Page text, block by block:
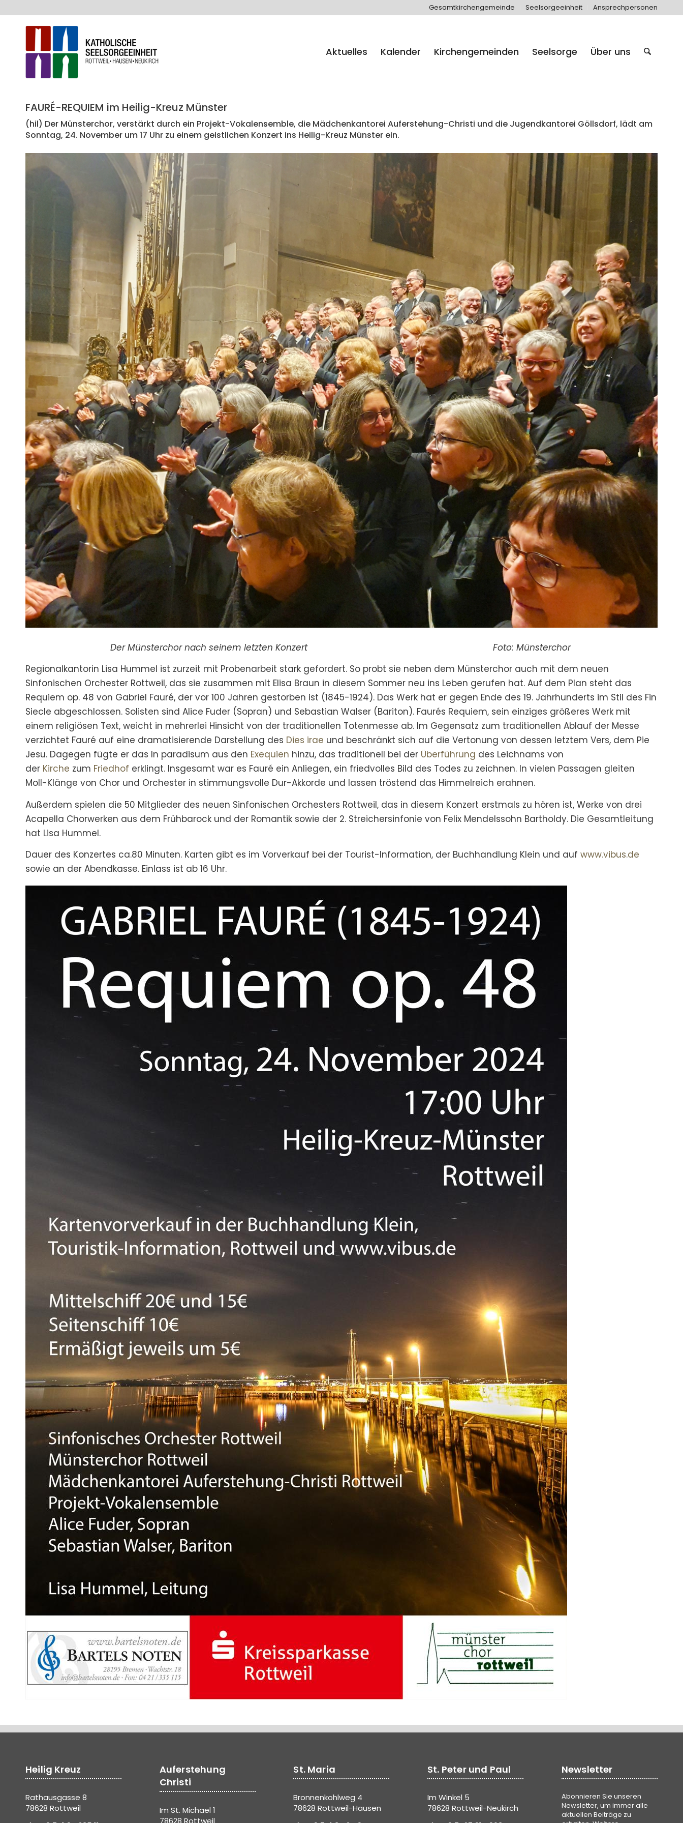
Gesamtkirchengemeinde Seelsorgeeinheit Ansprechpersonen
Aktuelles Kalender Kirchengemeinden Seelsorge Über uns
FAURÉ-REQUIEM im Heilig-Kreuz Münster
(hil) Der Münsterchor, verstärkt durch ein Projekt-Vokalensemble, die Mädchenkantorei Auferstehung-Christi und die Jugendkantorei Göllsdorf, lädt am
Sonntag, 24. November um 17 Uhr zu einem geistlichen Konzert ins Heilig-Kreuz Münster ein.
Der Münsterchor nach seinem letzten Konzert Foto: Münsterchor
Regionalkantorin Lisa Hummel ist zurzeit mit Probenarbeit stark gefordert. So probt sie neben dem Münsterchor auch mit dem neuen
Sinfonischen Orchester Rottweil, das sie zusammen mit Elisa Braun in diesem Sommer neu ins Leben gerufen hat. Auf dem Plan steht das
Requiem op. 48 von Gabriel Fauré, der vor 100 Jahren gestorben ist (1845-1924). Das Werk hat er gegen Ende des 19. Jahrhunderts im Stil des Fin
Siecle abgeschlossen. Solisten sind Alice Fuder (Sopran) und Sebastian Walser (Bariton). Faurés Requiem, sein einziges größeres Werk mit
einem religiösen Text, weicht in mehrerlei Hinsicht von der traditionellen Totenmesse ab. Im Gegensatz zum traditionellen Ablauf der Messe
verzichtet Fauré auf eine dramatisierende Darstellung des Dies irae und beschränkt sich auf die Vertonung von dessen letztem Vers, dem Pie
Jesu. Dagegen fügte er das In paradisum aus den Exequien hinzu, das traditionell bei der Überführung des Leichnams von
der Kirche zum Friedhof erklingt. Insgesamt war es Fauré ein Anliegen, ein friedvolles Bild des Todes zu zeichnen. In vielen Passagen gleiten
Moll-Klänge von Chor und Orchester in stimmungsvolle Dur-Akkorde und lassen tröstend das Himmelreich erahnen.
Außerdem spielen die 50 Mitglieder des neuen Sinfonischen Orchesters Rottweil, das in diesem Konzert erstmals zu hören ist, Werke von drei
Acapella Chorwerken aus dem Frühbarock und der Romantik sowie der 2. Streichersinfonie von Felix Mendelssohn Bartholdy. Die Gesamtleitung
hat Lisa Hummel.
Dauer des Konzertes ca.80 Minuten. Karten gibt es im Vorverkauf bei der Tourist-Information, der Buchhandlung Klein und auf www.vibus.de
sowie an der Abendkasse. Einlass ist ab 16 Uhr.
Heilig Kreuz
Rathausgasse 8
78628 Rottweil
Auferstehung
Christi
Im St. Michael 1
78628 Rottweil
St. Maria
Bronnenkohlweg 4
78628 Rottweil-Hausen
St. Peter und Paul
Im Winkel 5
78628 Rottweil-Neukirch
Newsletter
Abonnieren Sie unseren
Newsletter, um immer alle
aktuellen Beiträge zu